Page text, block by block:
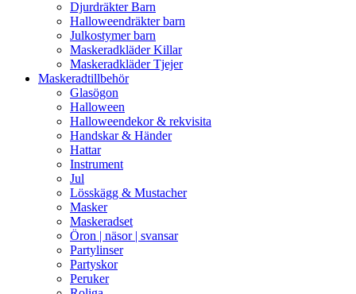
Djurdräkter Barn
Halloweendräkter barn
Julkostymer barn
Maskeradkläder Killar
Maskeradkläder Tjejer
Maskeradtillbehör
Glasögon
Halloween
Halloweendekor & rekvisita
Handskar & Händer
Hattar
Instrument
Jul
Lösskägg & Mustacher
Masker
Maskeradset
Öron | näsor | svansar
Partylinser
Partyskor
Peruker